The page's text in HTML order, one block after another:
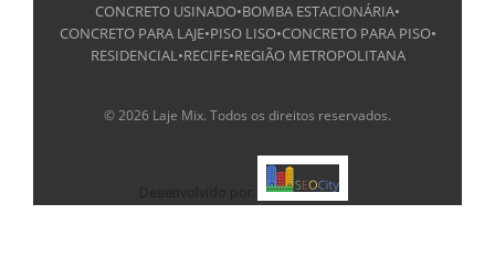
CONCRETO USINADO•BOMBA ESTACIONÁRIA•
CONCRETO PARA LAJE•PISO LISO•CONCRETO PARA PISO•
RESIDENCIAL•RECIFE•REGIÃO METROPOLITANA
© 2026 Laje Mix. Todos os direitos reservados.